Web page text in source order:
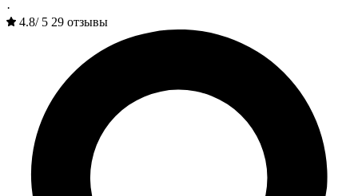
·
4.8/ 5 29 отзывы